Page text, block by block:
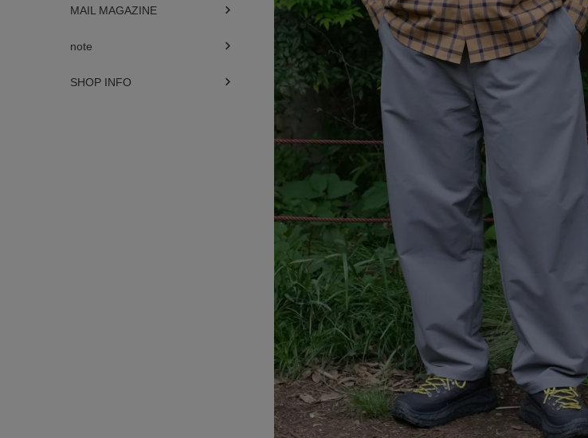
MAIL MAGAZINE
note
SHOP INFO